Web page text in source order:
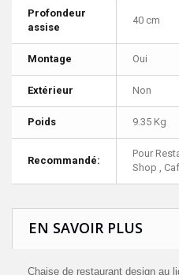
Profondeur
assise
40 cm
Montage Oui
Extérieur Non
Poids 9.35 Kg
Recommandé:
Pour
Shop ,
EN SAVOIR PLUS
Chaise de restaurant design au